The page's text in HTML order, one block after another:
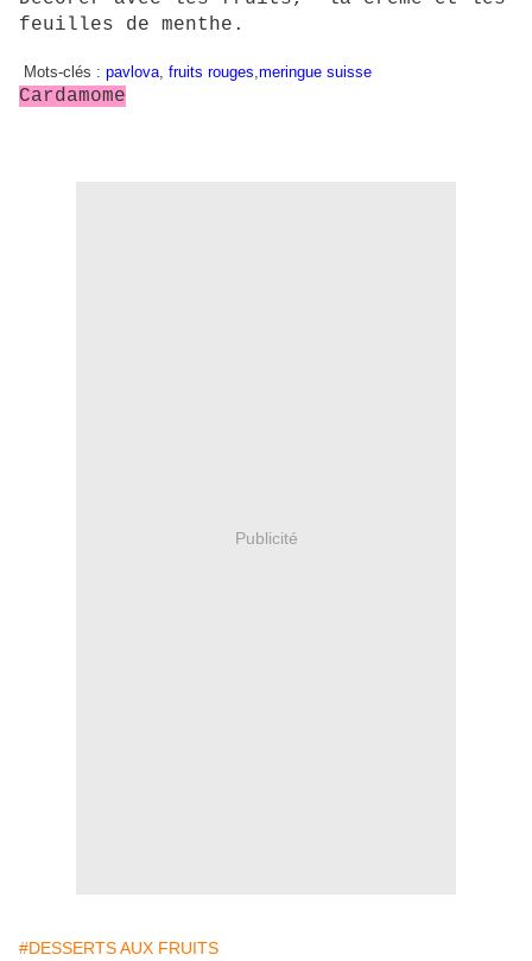
feuilles de menthe.
Mots-clés : pavlova, fruits rouges,meringue suisse
Cardamome
Publicité
#DESSERTS AUX FRUITS